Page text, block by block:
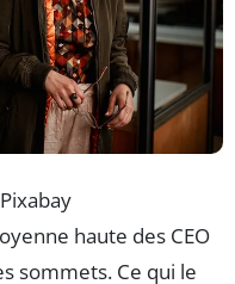
haute des CEO
sommets. Ce qui le